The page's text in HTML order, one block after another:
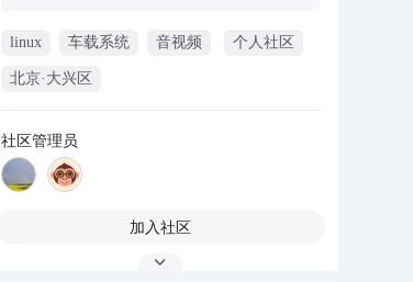
linux 车载系统 音视频 个人社区
北京·大兴区
社区管理员
加入社区